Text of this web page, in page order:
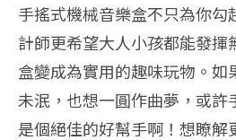
手搖式機械音樂盒不只為你勾
計師更希望大人小孩都能發揮
盒變成為實用的趣味玩物。如
未泯，也想一圓作曲夢，或許
是個絕佳的好幫手啊！想瞭解